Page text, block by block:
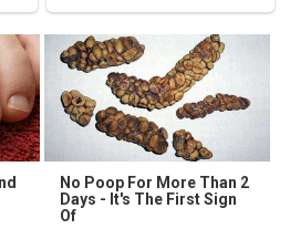
No Poop For More Than 2
Days - It's The First Sign
Of